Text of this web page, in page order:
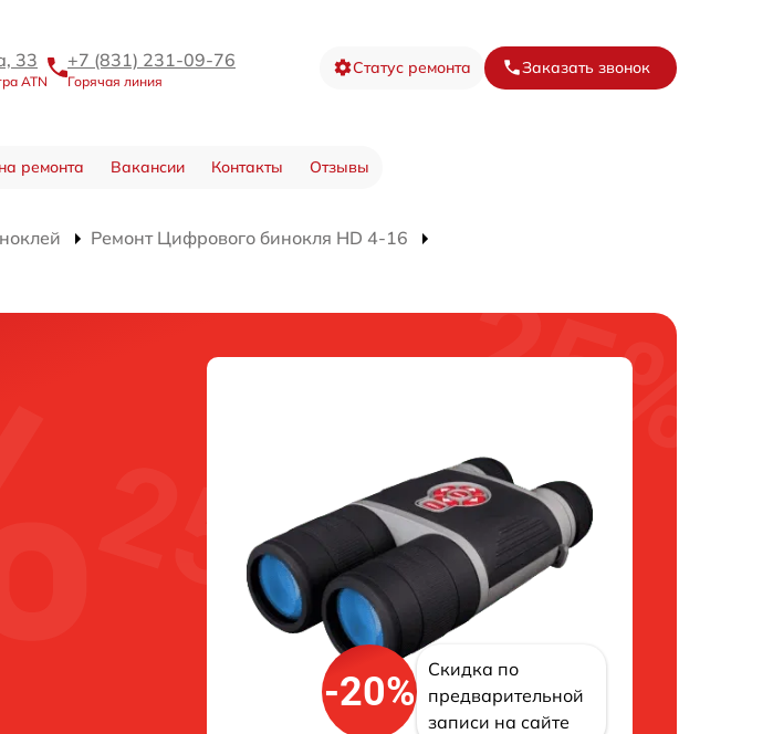
33
ATN
+7 (831) 231-09-76
Горячая линия
Статус ремонта Заказать звонок
ремонта Вакансии Контакты Отзывы
Ремонт Цифрового бинокля HD 4-16
-20%
Скидка по
предварительной
записи на сайте